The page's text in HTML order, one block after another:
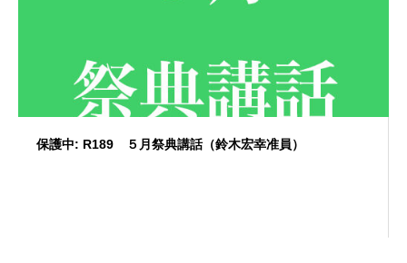
保護中: R189 ５月祭典講話（鈴木宏幸准員）